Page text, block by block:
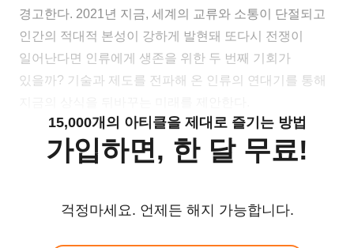
경고한다. 2021년 지금, 세계의 교류와 소통이 단절되고
인간의 적대적 본성이 강하게 발현돼 또다시 전쟁이
일어난다면 인류에게 생존을 위한 두 번째 기회가
있을까? 기술과 제도를 전파해 온 인류의 연대기를 통해
15,000개의 아티클을 제대로 즐기는 방법
가입하면, 한 달 무료!
걱정마세요. 언제든 해지 가능합니다.